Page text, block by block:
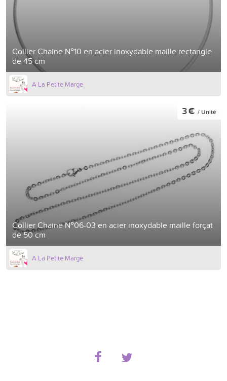
Collier Chaine N°10 en acier inoxydable maille rectangle
de 45 cm
A La Petite Marge
Collier Chaine N°06-03 en acier inoxydable maille forçat
de 50 cm
3 € / Unité
A La Petite Marge